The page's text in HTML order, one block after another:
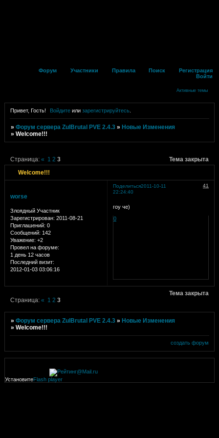
Форум Участники Правила Поиск
Регистрация
Войти
Активные темы
Привет, Гость! Войдите илизарегистрируйтесь
»Форум сервера ZulBrutal PVE 2.4.3 »Новые Изменения
»Welcome!!!
Welcome!!!
Страница:« 1 2 3 Тема закрыта
Поделиться 41
2011-10-11
22:24:40
worse
Злоядный Участник
Зарегистрирован: 2011-08-21
Приглашений: 0
Сообщений: 142
Уважение: +2
Провел на форуме:
1 день 12 часов
Последний визит:
2012-01-03 03:06:16
гоу че)
0
Тема закрыта
Страница:« 1 2 3
»Форум сервера ZulBrutal PVE 2.4.3 » Новые Изменения
»Welcome!!!
создать форум
УстановитеFlash player